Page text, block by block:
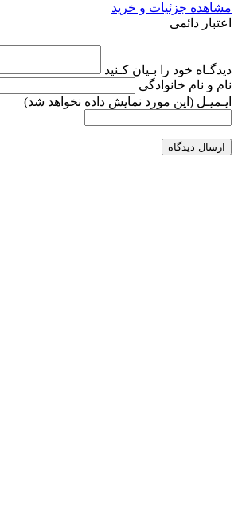
مشاهده جزئیات و خرید
اعتبار دائمی
دیدگـاه خود را بـیان کـنید
نام و نام خانوادگی
ایـمیـل (این مورد نمایش داده نخواهد شد)
ارسال دیدگاه